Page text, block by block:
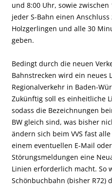
und 8:00 Uhr, sowie zwischen
jeder S-Bahn einen
Holzgerlingen und alle 30
geben.
Bedingt durch die neuen
Bahnstrecken wird ein neues
Regionalverkehr in Baden-
Zukünftig soll es einheitliche
sodass die Bezeichnungen
BW gleich sind, was bisher
ändern sich beim VVS fast
einem eventuellen E-Mail
Störungsmeldungen eine
Linien erforderlich macht. So
Schönbuchbahn (bisher R72)